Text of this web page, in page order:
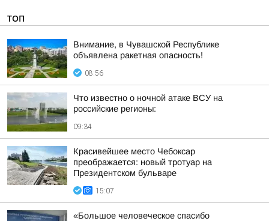
ТОП
Внимание, в Чувашской Республике
объявлена ракетная опасность!
08:56
Что известно о ночной атаке ВСУ на
российские регионы:
09:34
Красивейшее место Чебоксар
преображается: новый тротуар на
Президентском бульваре
15:07
«Большое человеческое спасибо